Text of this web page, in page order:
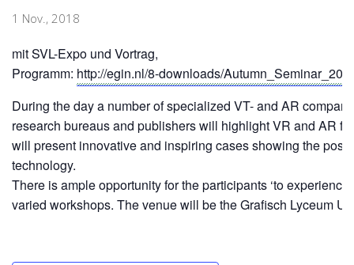
1 Nov., 2018
mit SVL-Expo und Vortrag,
Programm: http://egin.nl/8-downloads/
During the day a number of specialized VT- and AR
research bureaus and publishers will highlight VR and AR
will present innovative and inspiring cases showing the
technology.
There is ample opportunity for the participants ‘to
varied workshops. The venue will be the Grafisch Lyceum